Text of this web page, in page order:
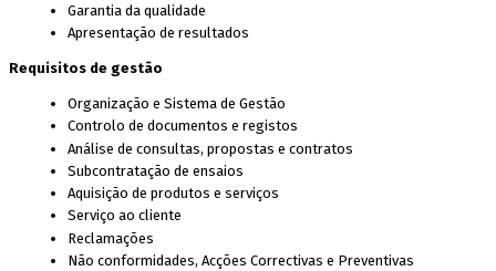
Garantia da qualidade
Apresentação de resultados
Requisitos de gestão
Organização e Sistema de Gestão
Controlo de documentos e registos
Análise de consultas, propostas e contratos
Subcontratação de ensaios
Aquisição de produtos e serviços
Serviço ao cliente
Reclamações
Não conformidades, Acções Correctivas e Preventivas